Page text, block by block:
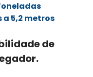
a 5,2 metros
de